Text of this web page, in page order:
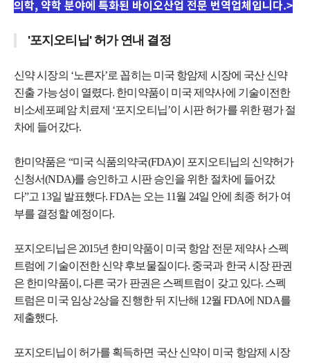
의학, 약학 분야에 특화된 바이오산업 전문 번역업체입니다.>
'포지오티닙' 허가 연내 결정
신약 시장의 ‘노른자’로 꼽히는 미국 항암제 시장에 국산 신약
진출 가능성이 열렸다. 한미약품이 미국 제약사에 기술이전한
비소세포폐암 치료제 ‘포지오티닙’이 시판 허가를 위한 평가 절
차에 들어갔다.
한미약품은 “미국 식품의약국(FDA)이 포지오티닙의 신약허가
신청서(NDA)를 승인하고 시판 승인을 위한 절차에 들어갔
다”고 13일 발표했다. FDA는 오는 11월 24일 안에 최종 허가 여
부를 결정할 예정이다.
포지오티닙은 2015년 한미약품이 미국 항암 전문 제약사 스펙
트럼에 기술이전한 신약 후보물질이다. 중국과 한국 시장 판권
은 한미약품이, 다른 국가 판권은 스펙트럼이 갖고 있다. 스펙
트럼은 미국 임상 2상을 진행한 뒤 지난해 12월 FDA에 NDA를
제출했다.
포지오티닙이 허가를 획득하면 국산 신약이 미국 항암제 시장